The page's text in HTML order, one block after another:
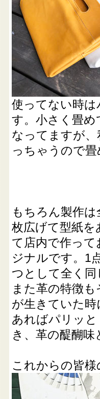
使ってない時
す。小さく畳
なってますが
っちゃうので
もちろん製作
枚広げて型紙を
て店内で作っ
ジナルです。1
つとして全く
また革の特徴
が生きていた
あればパリッ
き、革の醍醐
これからの皆